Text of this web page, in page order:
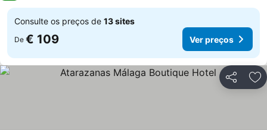
Consulte os preços de 13 sites
De € 109 Ver preços
Partilhar